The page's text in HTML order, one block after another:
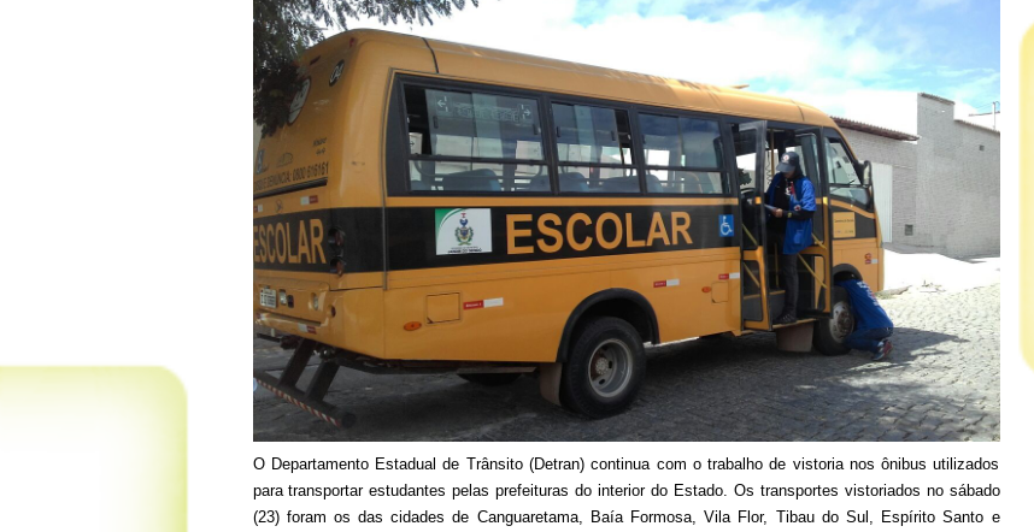
O Departamento Estadual de Trânsito (Detran) continua com o trabalho de vistoria nos ônibus utilizados
para transportar estudantes pelas prefeituras do interior do Estado. Os transportes vistoriados no sábado
(23) foram os das cidades de Canguaretama, Baía Formosa, Vila Flor, Tibau do Sul, Espírito Santo e